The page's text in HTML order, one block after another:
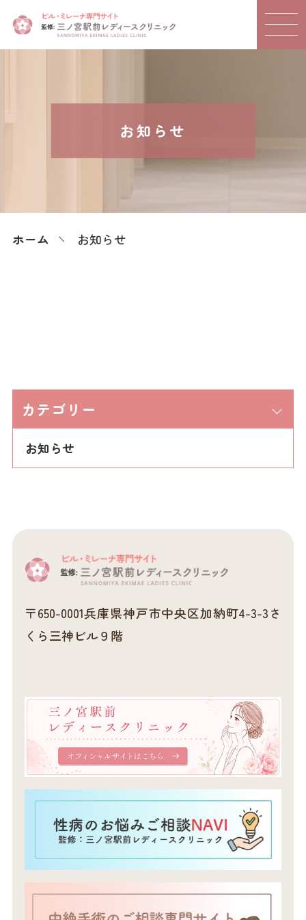
お知らせ
ホーム お知らせ
カテゴリー
お知らせ
〒650-0001兵庫県神戸市中央区加納町4-3-3さ
くら三神ビル９階